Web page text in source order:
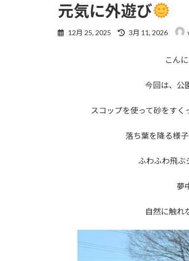
元気に外遊び
12月 25, 2025
最
3月 11, 2026
こん
今回は、公
スコップを使って砂をすく
落ち葉を降る様子
ふわふわ飛ぶ
夢
自然に触れ